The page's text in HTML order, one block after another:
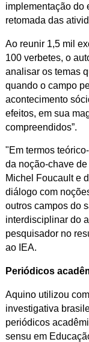
implementação do
retomada das
Ao reunir 1,5 mil
100 verbetes, o
analisar os temas
quando o campo
acontecimento
efeitos, em sua
compreendidos”.
"Em termos
da noção-chave
Michel Foucault e
diálogo com
outros campos do
interdisciplinar do
pesquisador no
ao IEA.
Periódicos
Aquino utilizou
investigativa
periódicos
sensu em